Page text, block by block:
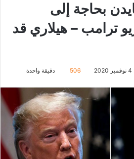
بحاجة إلى
ترامب – هيلاري قد
506 دقيقة واحدة